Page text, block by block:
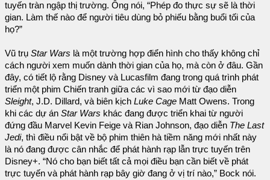
tuyến tràn ngập thị trường. Ông nói, “Phép đo thực sự sẽ là thời
gian. Làm thế nào để người tiêu dùng bỏ phiếu bằng buổi tối của
họ?”
Vũ trụ Star Wars là một trường hợp điển hình cho thấy không chỉ
cách người xem muốn dành thời gian của họ, mà còn ở đâu. Gần
đây, có tiết lộ rằng Disney và Lucasfilm đang trong quá trình phát
triển một phim Chiến tranh giữa các vì sao mới từ đạo diễn
Sleight, J.D. Dillard, và biên kịch Luke Cage Matt Owens. Trong
khi các dự án Star Wars khác đang được triển khai từ người
đứng đầu Marvel Kevin Feige và Rian Johnson, đạo diễn The Last
Jedi, thì điều nổi bật về bộ phim thiên hà tiềm năng mới nhất này
là nó đang được cân nhắc để phát hành rạp lẫn trực tuyến trên
Disney+. “Nó cho bạn biết tất cả mọi điều bạn cần biết về phát
trực tuyến và phát hành rạp bây giờ đang ở vị trí nào,” Bock nói.